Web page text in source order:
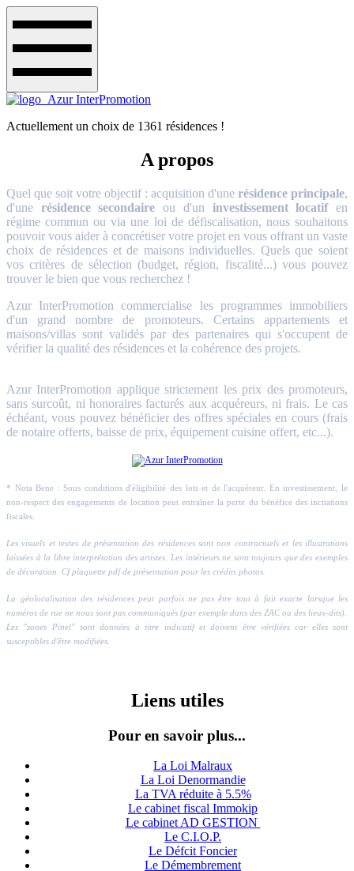
Actuellement un choix de 1361 résidences !
A propos
Quel que soit votre objectif : acquisition d'une résidence principale,
d'une résidence secondaire ou d'un investissement locatifen
régime commun ou via une loi de défiscalisation, nous souhaitons
pouvoir vous aider à concrétiser votre projet en vous offrant un vaste
choix de résidences et de maisons individuelles. Quels que soient
vos critères de sélection (budget, région, fiscalité...) vous pouvez
trouver le bien que vous recherchez !
Azur InterPromotion commercialise les programmes immobiliers
d'un grand nombre de promoteurs. Certains appartements et
maisons/villas sont validés par des partenaires qui s'occupent de
vérifier la qualité des résidences et la cohérence des projets.
Azur InterPromotion applique strictement les prix des promoteurs,
sans surcoût, ni honoraires facturés aux acquéreurs, ni frais. Le cas
échéant, vous pouvez bénéficier des offres spéciales en cours (frais
de notaire offerts, baisse de prix, équipement cuisine offert, etc...).
* Nota Bene : Sous conditions d'éligibilité des lots et de l'acquéreur. En investissement, le
non-respect des engagements de location peut entraîner la perte du bénéfice des incitations
fiscales.
Les visuels et textes de présentation des résidences sont non contractuels et les illustrations
laissées à la libre interprétation des artistes. Les intérieurs ne sont toujours que des exemples
de décoration. Cf plaquette pdf de présentation pour les crédits photos.
La géolocalisation des résidences peut parfois ne pas être tout à fait exacte lorsque les
numéros de rue ne nous sont pas communiqués (par exemple dans des ZAC ou des lieux-dits).
Les "zones Pinel" sont données à titre indicatif et doivent être vérifiées car elles sont
susceptibles d'être modifiées.
Liens utiles
Pour en savoir plus...
La Loi Malraux
La Loi Denormandie
La TVA réduite à 5.5%
Le cabinet fiscal Immokip
Le cabinet AD GESTION
Le C.I.O.P.
Le Défcit Foncier
Le Démembrement